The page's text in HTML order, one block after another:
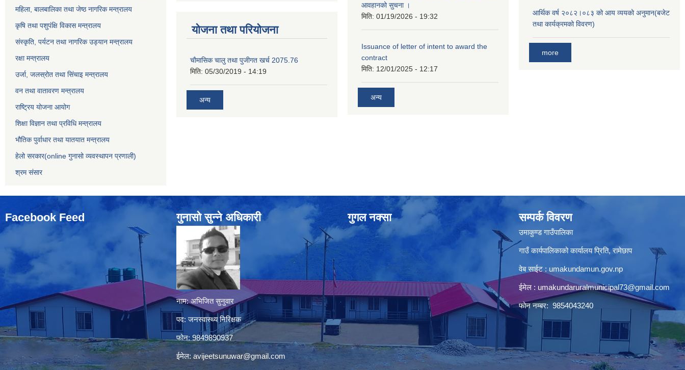
महिला, बालबालिका तथा जेष्ठ नागरिक मन्त्रालय
कृषि तथा पशुपंक्षि विकास मन्त्रालय
संस्कृति, पर्यटन तथा नागरिक उड्‍यान मन्त्रालय
रक्षा मन्त्रालय
उर्जा, जलस्रोत तथा सिंचाइ मन्त्रालय
वन तथा वातावरण मन्त्रालय
राष्ट्रिय योजना आयोग
शिक्षा विज्ञान तथा प्रविधि मन्त्रालय
भौतिक पुर्वाधार तथा यातयात मन्त्रालय
हेलो सरकार(online गुनासो व्यवस्थापन प्रणाली)
श्रम संसार
योजना तथा परियोजना
चाैमासिक चालु तथा पुजीगत खर्च 2075.76
मिति: 05/30/2019 - 14:19
अन्य
आवहानको सुचना ।
मिति: 01/19/2026 - 19:32
Issuance of letter of intent to award the
contract
मिति: 12/01/2025 - 12:17
अन्य
आर्थिक वर्ष २०८२।०८३ को आय व्ययको अनुमान(बजेट
तथा कार्यक्रमको विवरण)
more
Facebook Feed गुनासो सुन्‍ने अधिकारी
नाम: अभिजित सुनुवार
पद: जनस्वास्थ्य निरिक्षक
फोन: 9849890937
ईमेल: avijeetsunuwar@gmail.com
गुगल नक्सा
premium bootstrap themes
सम्पर्क विवरण
उमाकुण्ड गाउँपालिका
गाउँ कार्यपालिकाको कार्यालय प्रिति, रामेछाप
वेब साईट : umakundamun.gov.np
ईमेल : umakundaruralmunicipal73@gmail.com
फोन नम्बर: 9854043240